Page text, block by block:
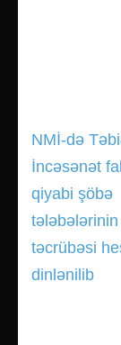
Yazı
NMİ-də
İncəsənət
qiyabi şöbə
təcrübəsi
dinlənilib